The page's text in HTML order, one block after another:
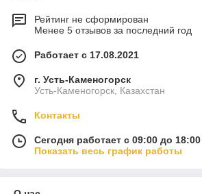
Рейтинг не сформирован
Менее 5 отзывов за последний год
Работает с 17.08.2021
г. Усть-Каменогорск
Усть-Каменогорск, Казахстан
Контакты
Сегодня работает с 09:00 до 18:00
Показать весь график работы